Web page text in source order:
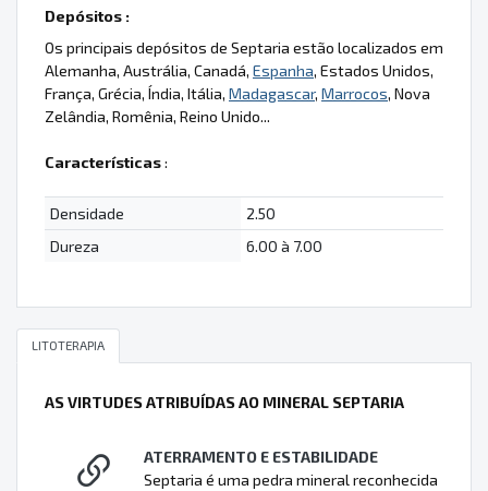
Depósitos :
Os principais depósitos de Septaria estão localizados em
Alemanha, Austrália, Canadá, Espanha, Estados Unidos,
França, Grécia, Índia, Itália, Madagascar, Marrocos, Nova
Zelândia, Romênia, Reino Unido...
Características:
Densidade
2.50
Dureza
6.00 à 7.00
LITOTERAPIA
AS VIRTUDES ATRIBUÍDAS AO MINERAL SEPTARIA
ATERRAMENTO E ESTABILIDADE
Septaria é uma pedra mineral reconhecida